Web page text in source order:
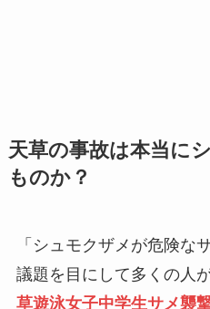
天草の事故は本当に
ものか？
「シュモクザメが危険な
議題を目にして多くの人
草遊泳女子中学生サメ襲